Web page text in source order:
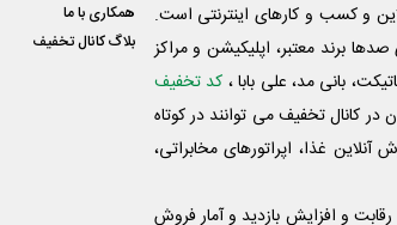
و کسب و‌ کارهای اینترنتی است.
برند معتبر، اپلیکیشن و مراکز
بانی مد، علی‌ بابا ، کد تخفیف
کانال تخفیف می توانند در کوتاه
غذا، اپراتورهای مخابراتی،
و افزایش بازدید و آمار فروش
همکاری با ما
بلاگ کانال تخفیف